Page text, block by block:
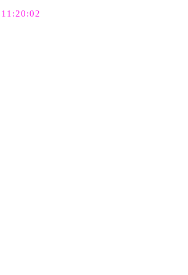
11:20:03